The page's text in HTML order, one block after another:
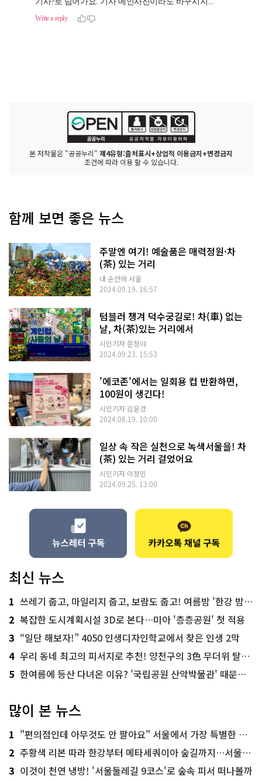
본 저작물은 "공공누리" 제4유형:출처표시+상업적 이용금지+변경금지
조건에 따라 이용 할 수 있습니다.
함께 보면 좋은 뉴스
주말엔 여기! 예술품은 매력정원·차
(茶) 있는 거리
내 손안에 서울
2024.09.19. 16:57
텀블러 챙겨 덕수궁길로! 차(車) 없는
날, 차(茶)있는 거리에서
시민기자 문청야
2024.09.23. 15:53
'에코존'에서는 일회용 컵 반환하면,
100원이 생긴다!
시민기자 김윤경
2024.08.19. 10:00
일상 속 작은 실천으로 녹색서울을! 차
(茶) 있는 거리 걸었어요
시민기자 이정민
2024.09.25. 13:00
최신 뉴스
1 쓰레기 줍고, 마일리지 줍고, 보람도 줍고! 여름밤 '한강 밤마실 줍깅'
2 복잡한 도시계획시설 3D로 본다…미아 '층층공원' 첫 적용
3 “일단 해보자!” 4050 인생디자인학교에서 찾은 인생 2막
4 우리 동네 최고의 피서지로 추천! 양천구의 3色 무더위 탈출 명소
5 한여름에 등산 다녀온 이유? '국립공원 산악박물관' 때문이죠!
많이 본 뉴스
1 "편의점인데 아무것도 안 팔아요" 서울에서 가장 특별한 편의점의 정체
2 주황색 리본 따라 한강부터 메타세쿼이아 숲길까지…서울둘레길 15코스
3 이것이 천연 냉방! '서울둘레길 9코스'로 숲속 피서 떠나볼까